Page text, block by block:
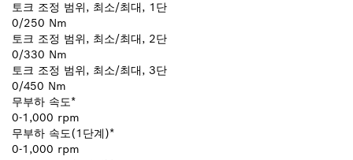
토크 조정 범위, 최소/최대, 1단
0/250 Nm
토크 조정 범위, 최소/최대, 2단
0/330 Nm
토크 조정 범위, 최소/최대, 3단
0/450 Nm
무부하 속도*
0-1,000 rpm
무부하 속도(1단계)*
0-1,000 rpm